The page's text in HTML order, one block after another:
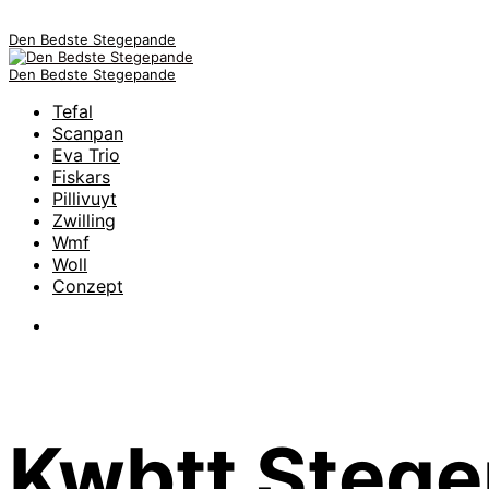
Den Bedste Stegepande
Den Bedste Stegepande
Tefal
Scanpan
Eva Trio
Fiskars
Pillivuyt
Zwilling
Wmf
Woll
Conzept